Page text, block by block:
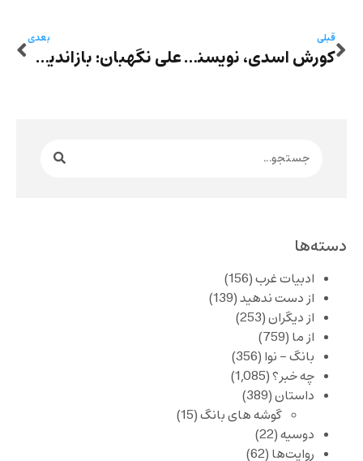
قبلی
کورش اسدی، نویسنده فقید: در این حکومت من هرگز نه رأی داده‌ام و نه رأی می‌دهم
بعدی
علی نگهبان: بازاندیشی زبان فارسی چونان ضرورتی برای گذار به مدرنیته- پیگیری اندیشه‌ی زبان‌ باز در کارهای داریوش آشوری
دسته‌ها
ادبیات غرب(156)
از دست ندهید(139)
از دیگران(253)
از ما (759)
بانگ – نوا (356)
چه خبر؟(1,085)
داستان(389)
گوشه های بانگ(15)
دوسیه(22)
روایت‌ها (62)